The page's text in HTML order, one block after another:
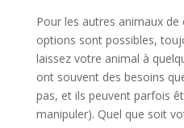
Pour les autres animaux
options sont possibles,
laissez votre animal à
ont souvent des besoins
pas, et ils peuvent parfois
manipuler). Quel que soit